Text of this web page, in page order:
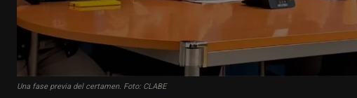
Una fase previa del certamen. Foto: CLABE